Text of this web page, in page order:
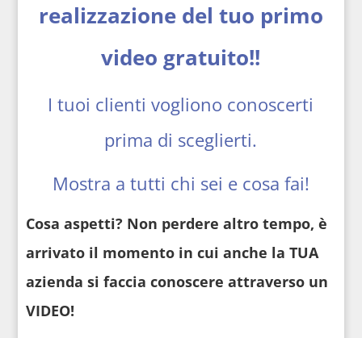
realizzazione del tuo primo
video gratuito!!
I tuoi clienti vogliono conoscerti
prima di sceglierti.
Mostra a tutti chi sei e cosa fai!
Cosa aspetti? Non perdere altro tempo, è
arrivato il momento in cui anche la TUA
azienda si faccia conoscere attraverso un
VIDEO!